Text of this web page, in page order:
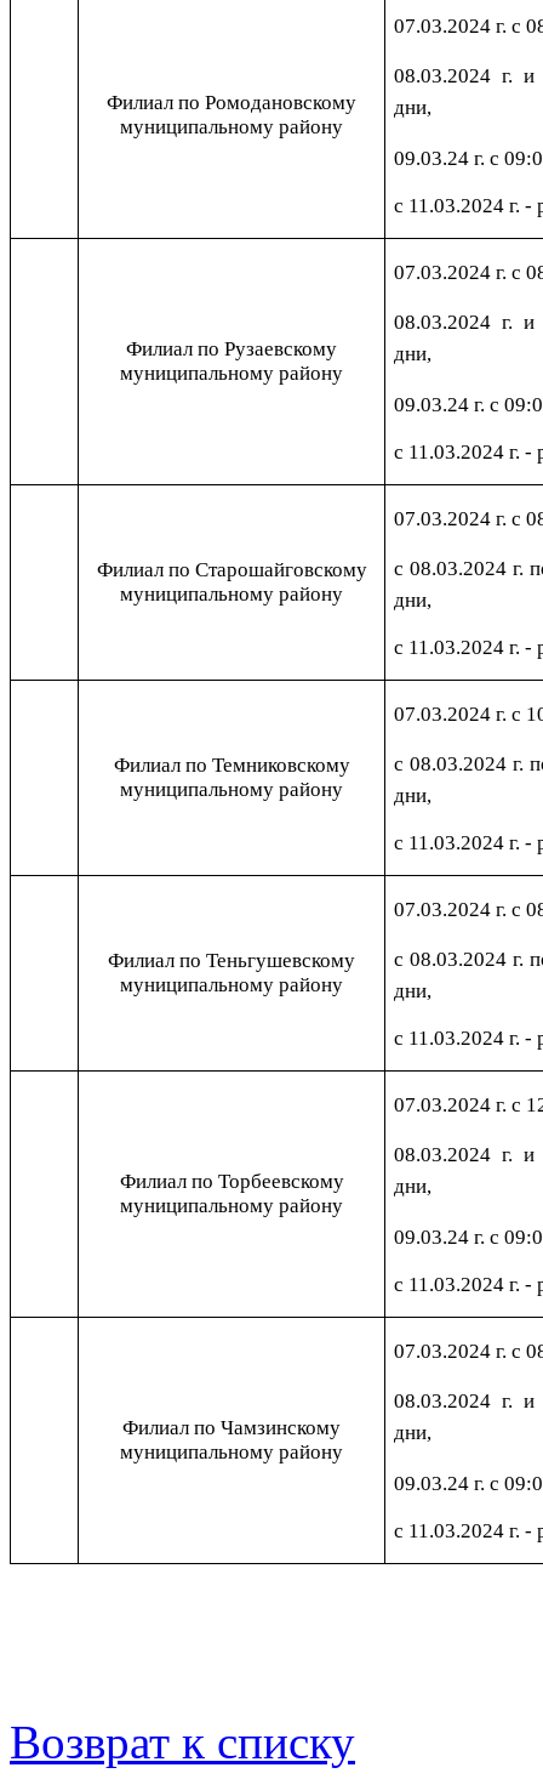
Филиал по Ромодановскому
муниципальному району
07.03.2024 г. с
08.03.2024 г. и
дни,
09.03.24 г. с
с 11.03.2024 г. -
Филиал по Рузаевскому
муниципальному району
07.03.2024 г. с
08.03.2024 г. и
дни,
09.03.24 г. с
с 11.03.2024 г. -
Филиал по Старошайговскому
муниципальному району
07.03.2024 г. с
с 08.03.2024 г.
дни,
с 11.03.2024 г. -
Филиал по Темниковскому
муниципальному району
07.03.2024 г. с
с 08.03.2024 г.
дни,
с 11.03.2024 г. -
Филиал по Теньгушевскому
муниципальному району
07.03.2024 г. с
с 08.03.2024 г.
дни,
с 11.03.2024 г. -
Филиал по Торбеевскому
муниципальному району
07.03.2024 г. с
08.03.2024 г. и
дни,
09.03.24 г. с
с 11.03.2024 г. -
Филиал по Чамзинскому
муниципальному району
07.03.2024 г. с
08.03.2024 г. и
дни,
09.03.24 г. с
с 11.03.2024 г. -
Возврат к списку